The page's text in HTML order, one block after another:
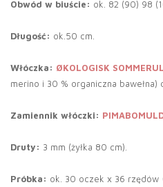
Obwód w biuście: ok. 82 (90) 98
Długość: ok.50 cm.
Włóczka: ØKOLOGISK
merino i 30 % organiczna bawełna)
Zamiennik włóczki:
Druty: 3 mm (żyłka 80 cm).
Próbka: ok. 30 oczek x 36 rzędów